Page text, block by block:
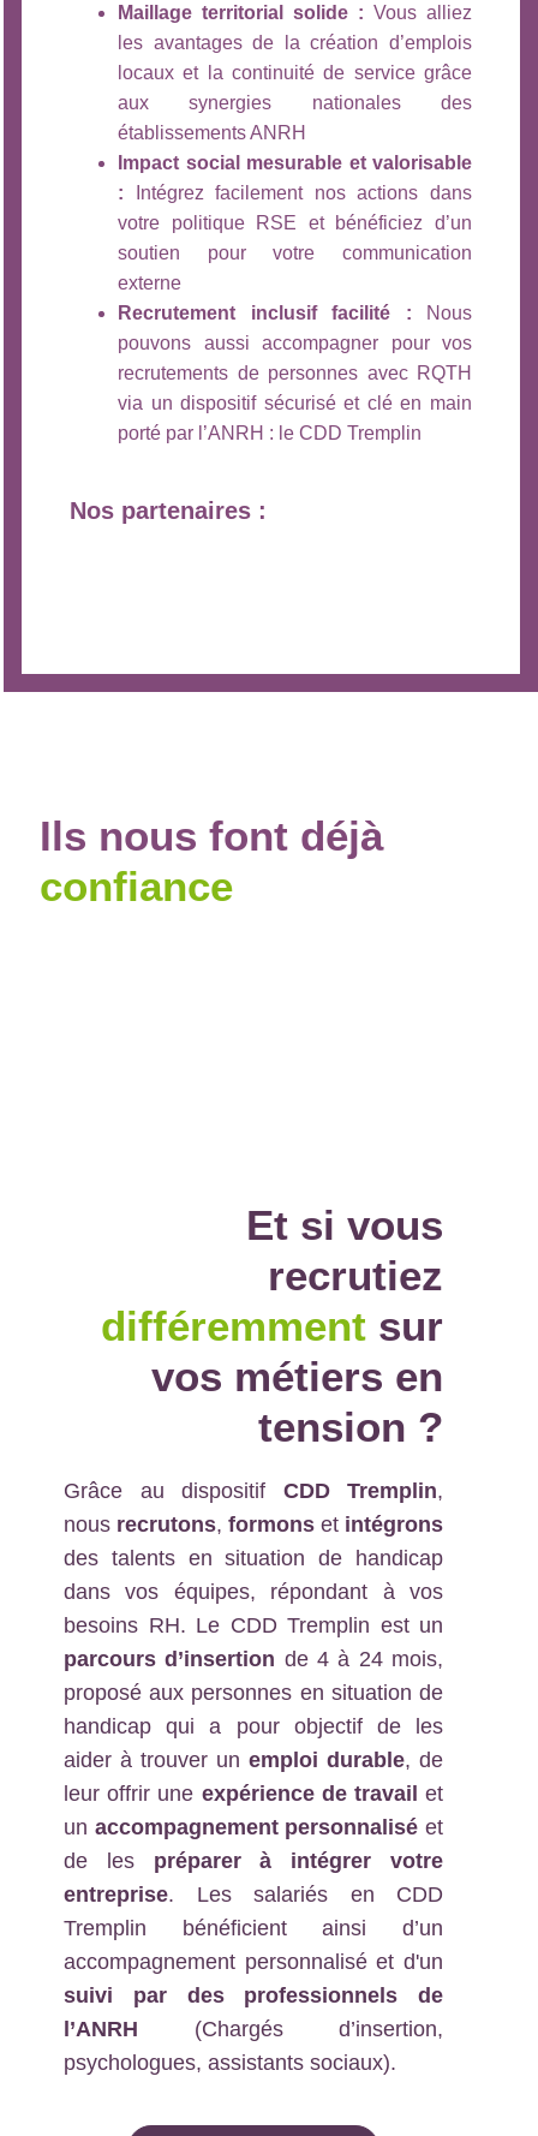
Maillage territorial solide : Vous alliez
les avantages de la création d’emplois
locaux et la continuité de service grâce
aux synergies nationales des
établissements ANRH
Impact social mesurable et valorisable
: Intégrez facilement nos actions dans
votre politique RSE et bénéficiez d’un
soutien pour votre communication
externe
Recrutement inclusif facilité :
Nous
pouvons aussi accompagner pour vos
recrutements de personnes avec RQTH
via un dispositif sécurisé et clé en main
porté par l’ANRH : le CDD Tremplin
Nos partenaires :
Ils nous font déjà
confiance
Et si vous
recrutiez
différemment sur
vos métiers en
tension ?
Grâce au dispositif CDD Tremplin,
nous recrutons, formons et intégrons
des talents en situation de handicap
dans vos équipes, répondant à vos
besoins RH. Le CDD Tremplin est un
parcours d’insertion de 4 à 24 mois,
proposé aux personnes en situation de
handicap qui a pour objectif de les
aider à trouver un emploi durable, de
leur offrir une expérience de travail et
un accompagnement personnalisé et
de les préparer à intégrer votre
entreprise. Les salariés en CDD
Tremplin bénéficient ainsi d’un
accompagnement personnalisé et d'un
suivi par des professionnels de
l’ANRH (Chargés d’insertion,
psychologues, assistants sociaux).